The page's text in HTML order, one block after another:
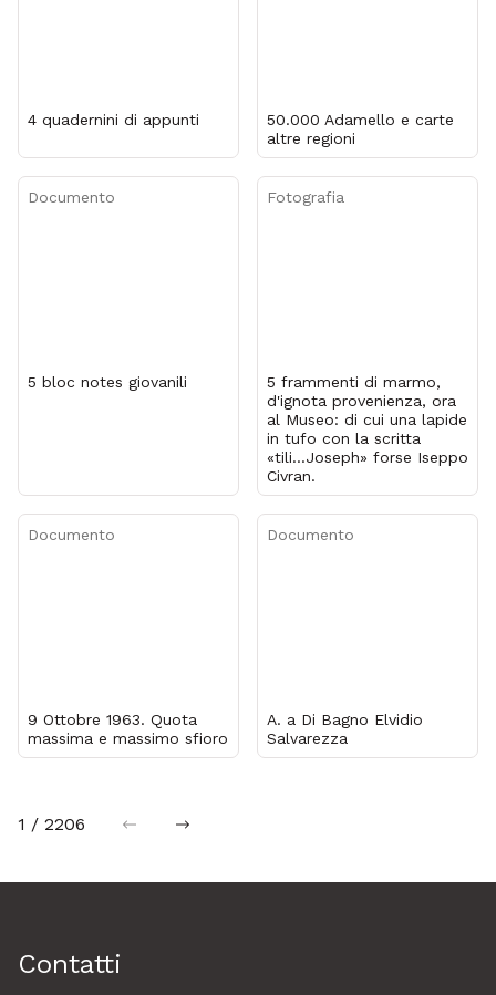
4 quadernini di appunti
50.000 Adamello e carte
altre regioni
Documento
5 bloc notes giovanili
Fotografia
5 frammenti di marmo,
d'ignota provenienza, ora
al Museo: di cui una lapide
in tufo con la scritta
«tili...Joseph» forse Iseppo
Civran.
Documento
9 Ottobre 1963. Quota
massima e massimo sfioro
Documento
A. a Di Bagno Elvidio
Salvarezza
1 / 2206 precedentesuccessiva
Contatti